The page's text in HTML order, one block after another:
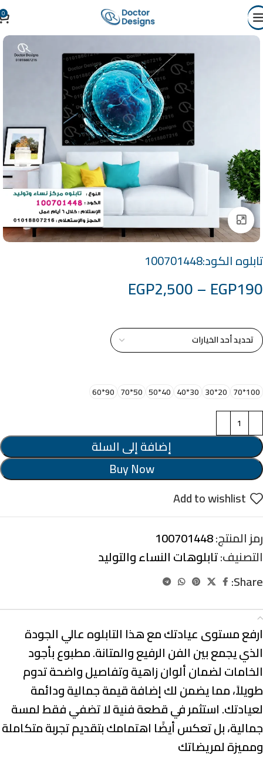
0
Click to enlarge
تابلوه الكود:100701448
EGP190
–
EGP2,500
100*70
20*30
30*40
40*50
50*70
90*60
إضافة إلى السلة
Buy Now
Add to wishlist
رمز المنتج:100701448
التصنيف:تابلوهات النساء والتوليد
Share:
ارفع مستوى عيادتك مع هذا التابلوه عالي الجودة
الذي يجمع بين الفن الرفيع والمتانة. مطبوع بأجود
الخامات لضمان ألوان زاهية وتفاصيل واضحة تدوم
طويلاً، مما يضمن لك إضافة قيمة جمالية ودائمة
لعيادتك. استثمر في قطعة فنية لا تضفي فقط لمسة
جمالية، بل تعكس أيضًا اهتمامك بتقديم تجربة متكاملة
ومميزة لمريضاتك